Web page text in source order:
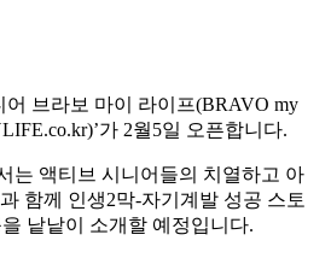
브라보 마이 라이프(BRAVO my
가 2월5일 오픈합니다.
는 액티브 시니어들의 치열하고 아
함께 인생2막-자기계발 성공 스토
낱낱이 소개할 예정입니다.